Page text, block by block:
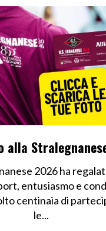
alla
2026 ha
entusiasmo e
centinaia di
le...